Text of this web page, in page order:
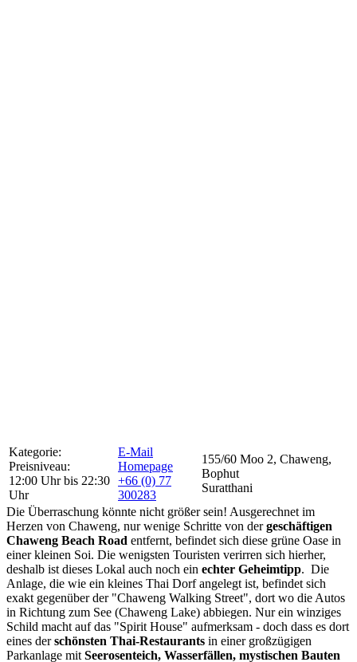
Kategorie:
Preisniveau:
12:00 Uhr bis 22:30
Uhr
E-Mail
Homepage
+66 (0) 77
300283
155/60 Moo 2, Chaweng,
Bophut
Suratthani
Die Überraschung könnte nicht größer sein! Ausgerechnet im
Herzen von Chaweng, nur wenige Schritte von dergeschäftigen
Chaweng Beach Road entfernt, befindet sich diese grüne Oase in
einer kleinen Soi. Die wenigsten Touristen verirren sich hierher,
deshalb ist dieses Lokal auch noch ein echter Geheimtipp. Die
Anlage, die wie ein kleines Thai Dorf angelegt ist, befindet sich
exakt gegenüber der "Chaweng Walking Street", dort wo die Autos
in Richtung zum See (Chaweng Lake) abbiegen. Nur ein winziges
Schild macht auf das "Spirit House" aufmerksam - doch dass es dort
eines derschönsten Thai-Restaurants in einer großzügigen
Parkanlage mit Seerosenteich, Wasserfällen, mystischen Bauten